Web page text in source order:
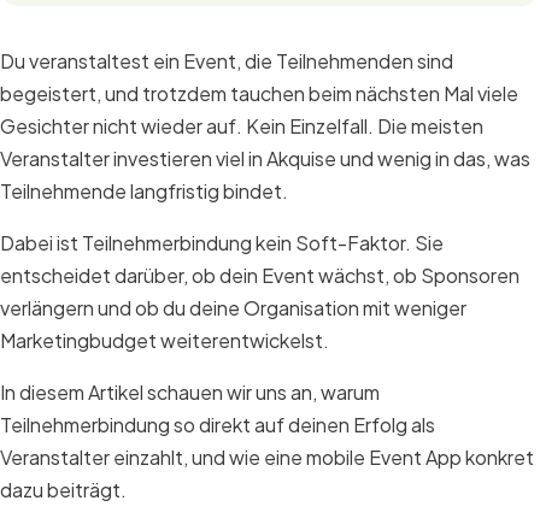
Du veranstaltest ein Event, die Teilnehmenden sind
begeistert, und trotzdem tauchen beim nächsten Mal viele
Gesichter nicht wieder auf. Kein Einzelfall. Die meisten
Veranstalter investieren viel in Akquise und wenig in das, was
Teilnehmende langfristig bindet.
Dabei ist Teilnehmerbindung kein Soft-Faktor. Sie
entscheidet darüber, ob dein Event wächst, ob Sponsoren
verlängern und ob du deine Organisation mit weniger
Marketingbudget weiterentwickelst.
In diesem Artikel schauen wir uns an, warum
Teilnehmerbindung so direkt auf deinen Erfolg als
Veranstalter einzahlt, und wie eine mobile Event App konkret
dazu beiträgt.